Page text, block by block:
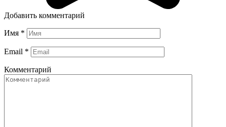
Добавить комментарий
Имя *
Email *
Комментарий